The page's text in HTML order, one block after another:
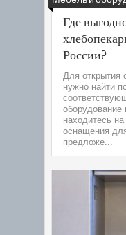
Где
России?
Для открытия
нужно найти
находитесь
оснащения
предложе...